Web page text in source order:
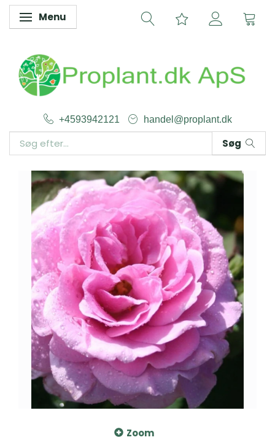
Skifte navigation
Menu
+4593942121 handel@proplant.dk
Søg
Zoom